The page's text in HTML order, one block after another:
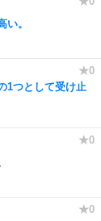
。
1つとして受け止